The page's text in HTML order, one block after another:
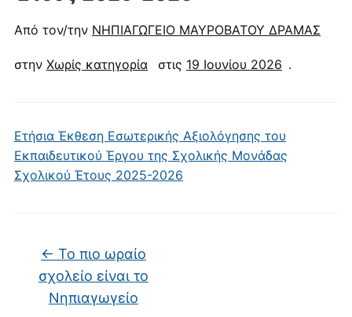
Από τον/την ΝΗΠΙΑΓΩΓΕΙΟ ΜΑΥΡΟΒΑΤΟΥ ΔΡΑΜΑΣ
στην Χωρίς κατηγορία στις 19 Ιουνίου 2026 .
Ετήσια Έκθεση Εσωτερικής Αξιολόγησης του
Εκπαιδευτικού Έργου της Σχολικής Μονάδας
Σχολικού Έτους 2025-2026
← Το πιο ωραίο
σχολείο είναι το
Νηπιαγωγείο